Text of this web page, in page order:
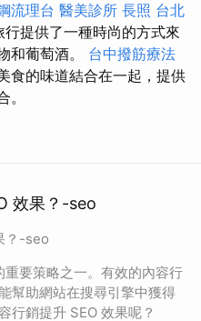
流理台 醫美診所 長照 台北
行提供了一種時尚的方式來
和葡萄酒。 台中撥筋療法
食的味道結合在一起，提供
效果？-seo
？-seo
要策略之一。有效的內容行
幫助網站在搜尋引擎中獲得
行銷提升 SEO 效果呢？